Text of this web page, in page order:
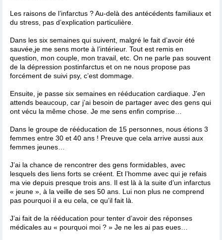
Les raisons de l’infarctus ? Au-delà des antécédents familiaux et
du stress, pas d’explication particulière.
Dans les six semaines qui suivent, malgré le fait d’avoir été
sauvée,je me sens morte à l’intérieur. Tout est remis en
question, mon couple, mon travail, etc. On ne parle pas souvent
de la dépression postinfarctus et on ne nous propose pas
forcément de suivi psy, c’est dommage.
Ensuite, je passe six semaines en rééducation cardiaque. J’en
attends beaucoup, car j’ai besoin de partager avec des gens qui
ont vécu la même chose. Je me sens enfin comprise…
Dans le groupe de rééducation de 15 personnes, nous étions 3
femmes entre 30 et 40 ans ! Preuve que cela arrive aussi aux
femmes jeunes…
J’ai la chance de rencontrer des gens formidables, avec
lesquels des liens forts se créent. Et l’homme avec qui je refais
ma vie depuis presque trois ans. Il est là à la suite d’un infarctus
« jeune », à la veille de ses 50 ans. Lui non plus ne comprend
pas pourquoi il a eu cela, ce qu’il fait là.
J’ai fait de la rééducation pour tenter d’avoir des réponses
médicales au « pourquoi moi ? » Je ne les ai pas eues…